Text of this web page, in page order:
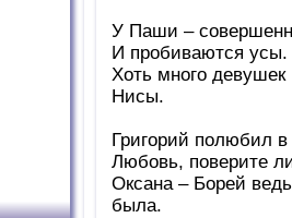
У Паши –
И пробиваются усы.
Хоть много девушек
Нисы.
Григорий полюбил в
Любовь, поверите
Оксана – Борей ведь
была.